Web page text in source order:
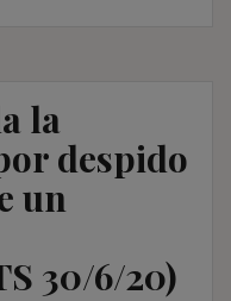
la
despido
un
30/6/20)